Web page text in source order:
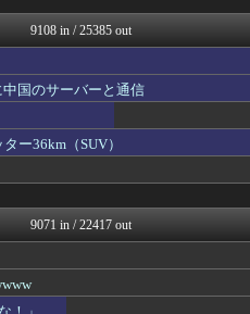
なんじぇいスタジアム＠なん...
9108 in / 25385 out
国のサーバーと通信
ー36km（SUV）
9071 in / 22417 out